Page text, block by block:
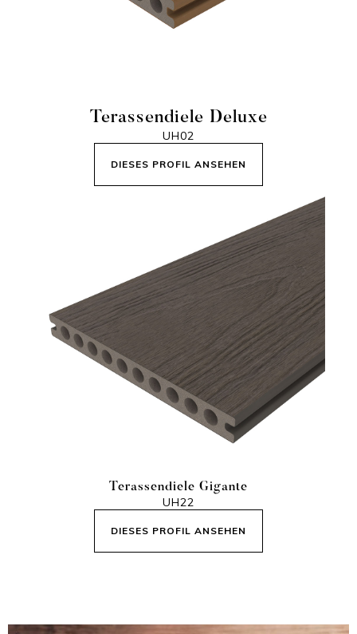
Terassendiele Deluxe
UH02
DIESES PROFIL ANSEHEN
Terassendiele Gigante
UH22
DIESES PROFIL ANSEHEN